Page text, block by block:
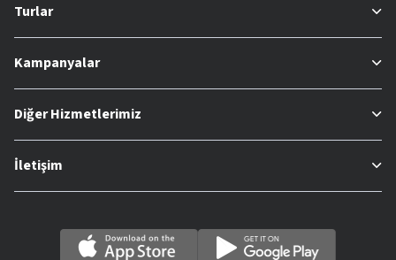
Turlar
Kampanyalar
Diğer Hizmetlerimiz
İletişim